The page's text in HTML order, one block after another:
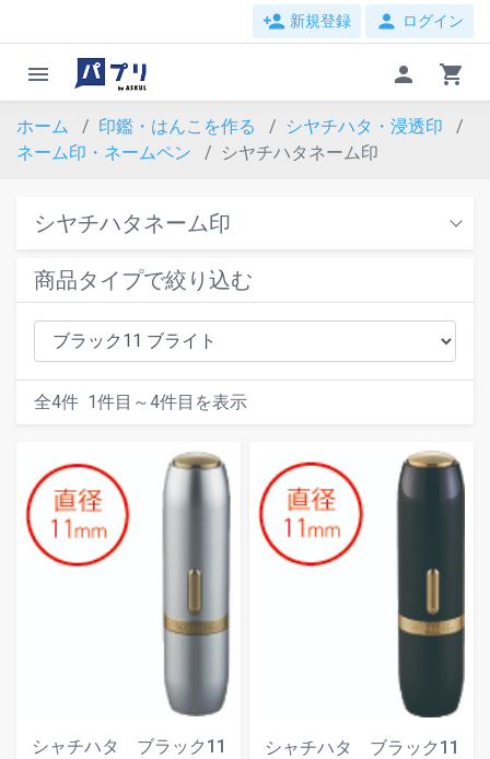
person_add 新規登録 person ログイン
menu person shopping_cart
ホーム 印鑑・はんこを作る
シヤチハタ・浸透印
ネーム印・ネームペン
シヤチハタネーム印
シヤチハタネーム印
商品タイプで絞り込む
全4件 1件目～4件目を表示
シャチハタ ブラック11
シャチハタ ブラック11